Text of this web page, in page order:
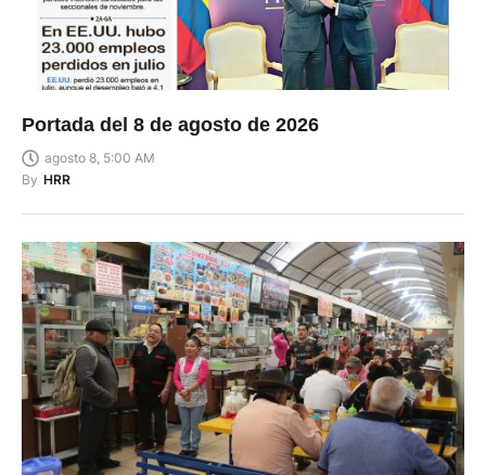
Portada del 8 de agosto de 2026
agosto 8, 5:00 AM
By HRR